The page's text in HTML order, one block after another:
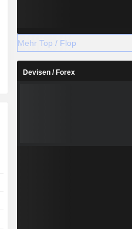
Mehr Top / Flop
Devisen / Forex